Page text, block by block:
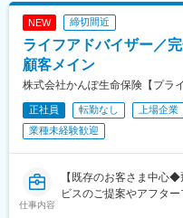
都)、青井駅、大久保駅(
新町駅、海老名駅(相模
児駅、泊駅(三重県)、六
阪府)、恵美須町駅、中
駅、牛田駅(広島県)、岡
駅、坪井川公園駅、京成
駅、戸部駅、西高蔵駅、
鷺駅、高速神戸駅、西
呼続駅、八事駅、黒田
手古戦場駅、六名駅、
駅、富田駅(三重県)、平
園口駅、高茶屋駅、瀬田
(京都府)、西院駅(阪急線
駅、横堤駅、七道駅、
大久保駅(兵庫県)、仁川
花駅、新居浜駅、高知
田駅、福間駅、スペー
NEW 締切間近
ライフアドバイザー／
顧客メイン
株式会社かんぽ生命保険【プラ
正社員 転勤なし 上場企業
業種未経験歓迎
仕事内容
【既存のお客さま中心
ビスのご提案やアフタ